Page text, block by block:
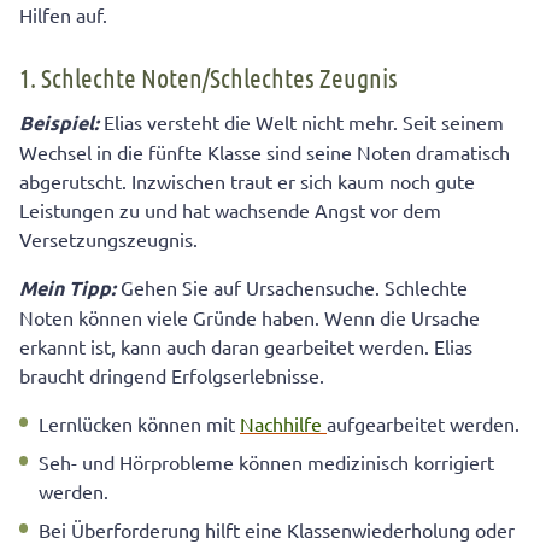
Hilfen auf.
1. Schlechte Noten/Schlechtes Zeugnis
Beispiel:Elias versteht die Welt nicht mehr. Seit seinem
Wechsel in die fünfte Klasse sind seine Noten dramatisch
abgerutscht. Inzwischen traut er sich kaum noch gute
Leistungen zu und hat wachsende Angst vor dem
Versetzungszeugnis.
Mein Tipp:Gehen Sie auf Ursachensuche. Schlechte
Noten können viele Gründe haben. Wenn die Ursache
erkannt ist, kann auch daran gearbeitet werden. Elias
braucht dringend Erfolgserlebnisse.
Lernlücken können mit Nachhilfe aufgearbeitet werden.
Seh- und Hörprobleme können medizinisch korrigiert
werden.
Bei Überforderung hilft eine Klassenwiederholung oder